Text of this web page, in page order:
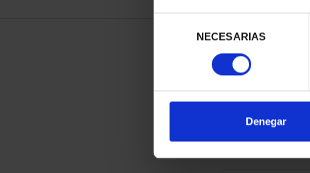
consentimiento
NECESARIAS
Denegar
ORDENAR POR: